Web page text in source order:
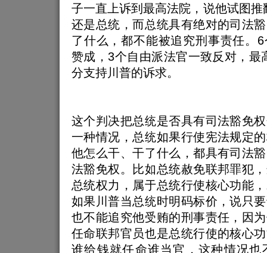
子一直上诉到最高法院，说他试图推
还是总统，而总统具有绝对的司法
了什么，都不能被追究刑事责任。
赞成，3个自由派法官一致反对，最
分支持川普的诉求。
这个判决把总统是否具有司法豁免
一种情况，总统如果行使宪法规定
他怎么干、干了什么，都具有司法
法豁免权。比如总统赦免联邦罪犯
总统权力，属于总统行使核心功能
如果川普当总统时明码标价，说只
也不能追究他受贿的刑事责任，因
任命联邦官员也是总统行使的核心
谁给钱就任命谁当官，这种情况也